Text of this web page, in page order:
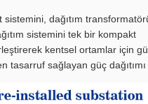
sistemini, dağıtım
sistemini tek bir kompakt
kentsel ortamlar için
tasarruf sağlayan güç dağıtımı